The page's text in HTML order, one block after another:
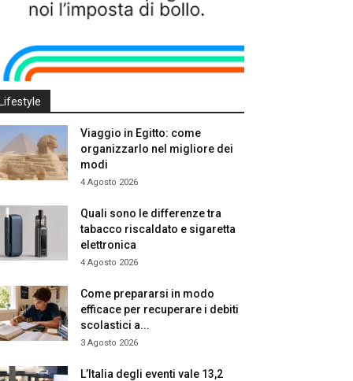
Lifestyle
Viaggio in Egitto: come
organizzarlo nel migliore dei
modi
4 Agosto 2026
Quali sono le differenze tra
tabacco riscaldato e sigaretta
elettronica
4 Agosto 2026
Come prepararsi in modo
efficace per recuperare i debiti
scolastici a...
3 Agosto 2026
L’Italia degli eventi vale 13,2